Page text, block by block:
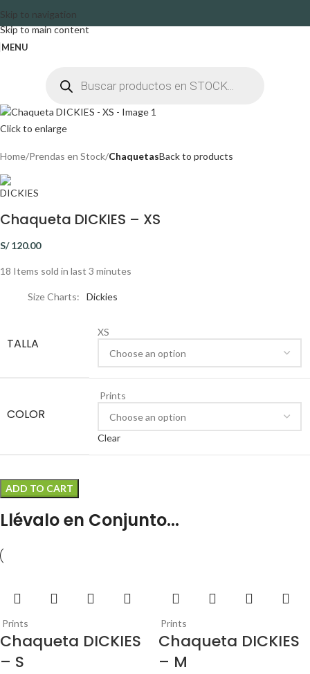
Skip to navigation
Skip to main content
MENU
Click to enlarge
Home Prendas en Stock ChaquetasBack to products
Chaqueta DICKIES – XS
S/120.00
18 Items sold in last 3 minutes
Size Charts Dickies
TALLA
XS
COLOR
Prints
Clear
ADD TO CART
Llévalo en Conjunto...
Prints
Chaqueta DICKIES
– S
Prints
Chaqueta DICKIES
– M